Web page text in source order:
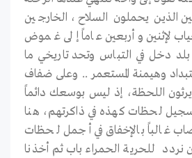
الذين يحملون السلاح، الخارجين
لإثنين وأربعين عاماً إلى غموض
بلد دخل في التباس وتحد تاريخي ما
وهيمنة المستعمر .. وعلى ضفاف
يرثون اللحظة، إذ ليس بوسعك دائماً
لحظات كهذه في ذاكرتهم، هنا
غالباً بالإخفاق في أجمل لحظات
نردد للحرية الحمراء باب ثم أخذنا